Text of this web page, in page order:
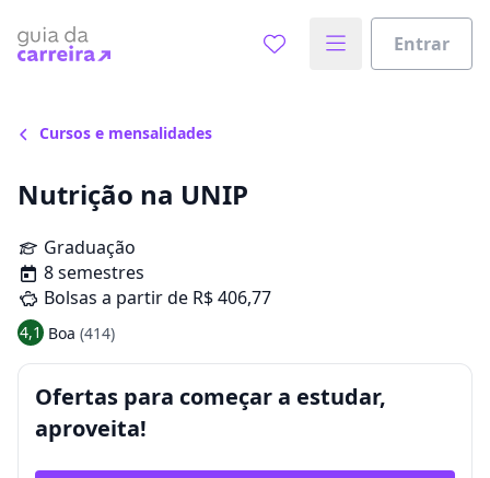
Entrar
Cursos e mensalidades
Nutrição na UNIP
Graduação
8 semestres
Bolsas a partir de R$ 406,77
4,1 Boa (414)
Ofertas para começar a estudar,
aproveita!